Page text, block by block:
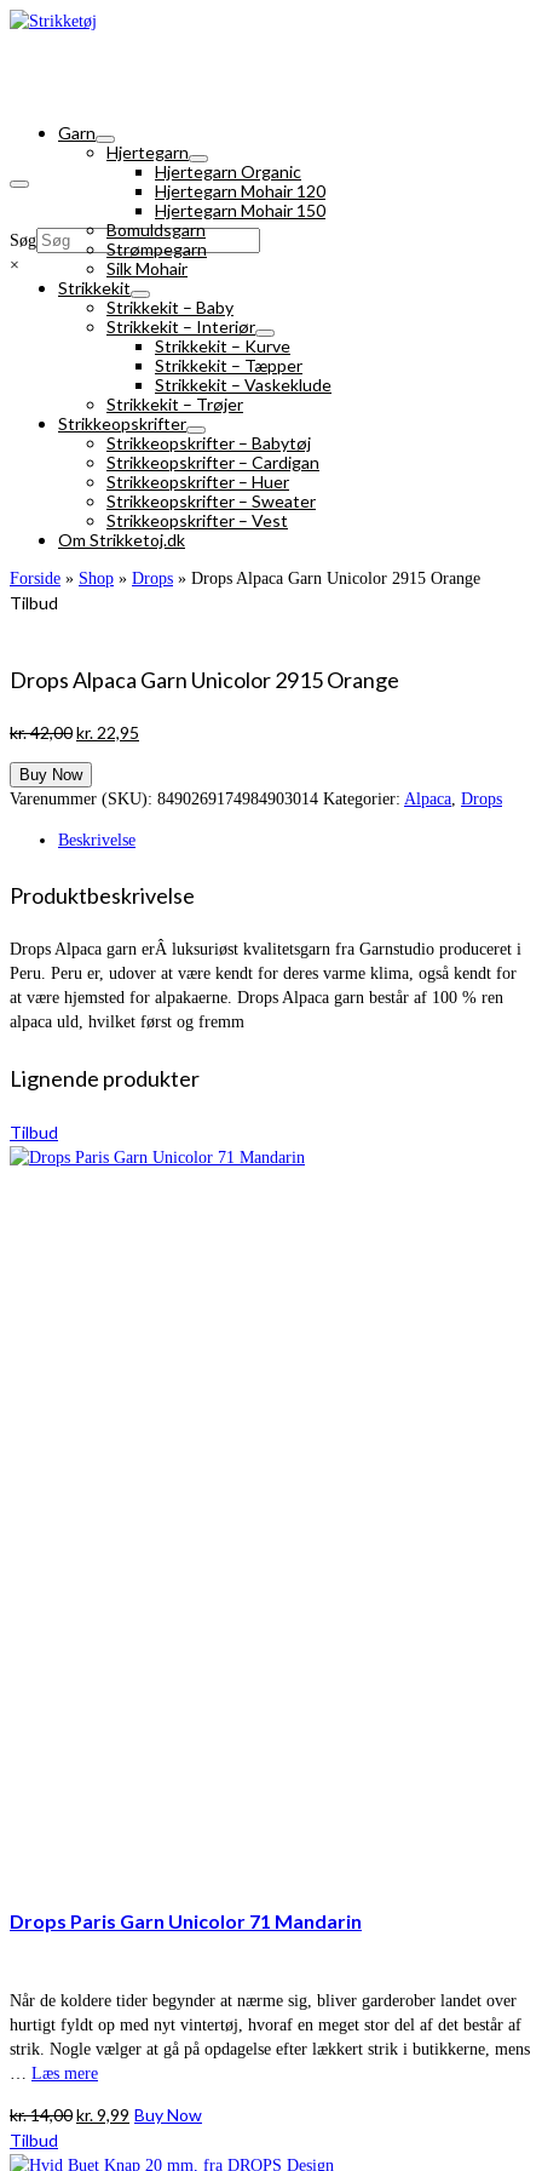
Søg
×
Garn
Hjertegarn
Hjertegarn Organic
Hjertegarn Mohair 120
Hjertegarn Mohair 150
Bomuldsgarn
Strømpegarn
Silk Mohair
Strikkekit
Strikkekit – Baby
Strikkekit – Interiør
Strikkekit – Kurve
Strikkekit – Tæpper
Strikkekit – Vaskeklude
Strikkekit – Trøjer
Strikkeopskrifter
Strikkeopskrifter – Babytøj
Strikkeopskrifter – Cardigan
Strikkeopskrifter – Huer
Strikkeopskrifter – Sweater
Strikkeopskrifter – Vest
Om Strikketoj.dk
Forside » Shop » Drops » Drops Alpaca Garn Unicolor 2915 Orange
Tilbud
Drops Alpaca Garn Unicolor 2915 Orange
kr.42,00Den
pris
var:
kr. 22,95
er:
Buy Now
Varenummer (SKU): 8490269174984903014 Kategorier: Alpaca, Drops
Beskrivelse
Produktbeskrivelse
Drops Alpaca garn erÂ luksuriøst kvalitetsgarn fra Garnstudio produceret i
Peru. Peru er, udover at være kendt for deres varme klima, også kendt for
at være hjemsted for alpakaerne. Drops Alpaca garn består af 100 % ren
alpaca uld, hvilket først og fremm
Lignende produkter
Tilbud
Drops Paris Garn Unicolor 71 Mandarin
Når de koldere tider begynder at nærme sig, bliver garderober landet over
hurtigt fyldt op med nyt vintertøj, hvoraf en meget stor del af det består af
strik. Nogle vælger at gå på opdagelse efter lækkert strik i butikkerne, mens
… Læs mere
kr.14,00Den
pris
kr.9,99 Den
pris
Buy Now
Tilbud